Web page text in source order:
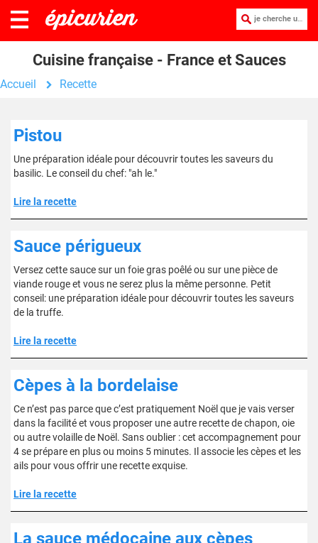
je cherche une recette :
Cuisine française - France et Sauces
Accueil Recette
Pistou
Une préparation idéale pour découvrir toutes les saveurs du
basilic. Le conseil du chef: "ah le."
Lire la recette
Sauce périgueux
Versez cette sauce sur un foie gras poêlé ou sur une pièce de
viande rouge et vous ne serez plus la même personne. Petit
conseil: une préparation idéale pour découvrir toutes les saveurs
de la truffe.
Lire la recette
Cèpes à la bordelaise
Ce n’est pas parce que c’est pratiquement Noël que je vais verser
dans la facilité et vous proposer une autre recette de chapon, oie
ou autre volaille de Noël. Sans oublier : cet accompagnement pour
4 se prépare en plus ou moins 5 minutes. Il associe les cèpes et les
ails pour vous offrir une recette exquise.
Lire la recette
La sauce médocaine aux cèpes